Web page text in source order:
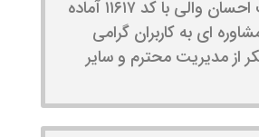
گردید. اینجانب احسان والی با کد ۱۱۶۱۷ آماده
ای به کاربران گرامی
از مدیریت محترم و سایر